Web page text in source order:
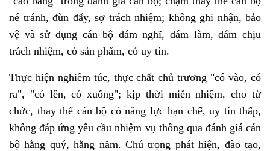
né tránh, đùn đẩy, sợ trách nhiệm; không ghi nhận, bảo
vệ và sử dụng cán bộ dám nghĩ, dám làm, dám chịu
trách nhiệm, có sản phẩm, có uy tín.
Thực hiện nghiêm túc, thực chất chủ trương "có vào, có
ra", "có lên, có xuống"; kịp thời miễn nhiệm, cho từ
chức, thay thế cán bộ có năng lực hạn chế, uy tín thấp,
không đáp ứng yêu cầu nhiệm vụ thông qua đánh giá cán
bộ hằng quý, hằng năm. Chú trọng phát hiện, đào tạo,